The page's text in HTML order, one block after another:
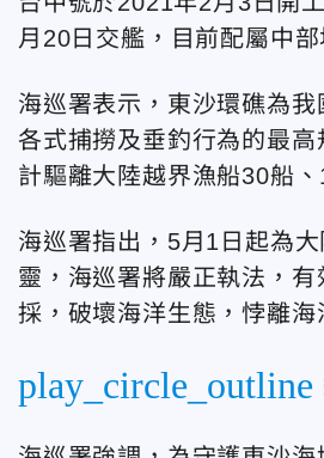
月20日交艦，目前配屬中部
海巡署表示，東沙環礁為
各式捕撈及垂釣行為的最
計驅離大陸越界漁船30船
海巡署指出，5月1日起為
靈，海巡署將嚴正執法，
採，破壞海洋生態，悖離海
play_circle_outline